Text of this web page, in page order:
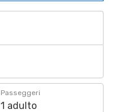
Passeggeri
1 adulto